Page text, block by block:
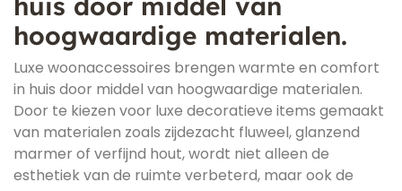
hoogwaardige materialen.
Luxe woonaccessoires brengen warmte en comfort
in huis door middel van hoogwaardige materialen.
Door te kiezen voor luxe decoratieve items gemaakt
van materialen zoals zijdezacht fluweel, glanzend
marmer of verfijnd hout, wordt niet alleen de
esthetiek van de ruimte verbeterd, maar ook de